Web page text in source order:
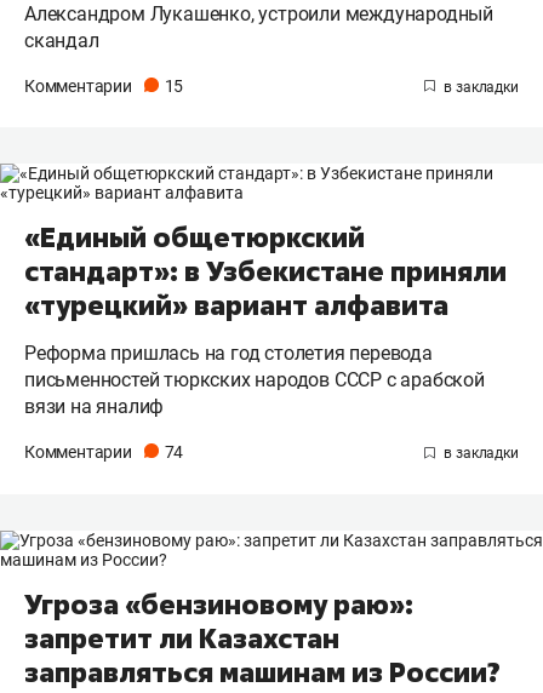
Александром Лукашенко, устроили международный
скандал
Комментарии 15
«Единый общетюркский
стандарт»: в Узбекистане приняли
«турецкий» вариант алфавита
Реформа пришлась на год столетия перевода
письменностей тюркских народов СССР с арабской
вязи на яналиф
Комментарии 74
Угроза «бензиновому раю»:
запретит ли Казахстан
заправляться машинам из России?